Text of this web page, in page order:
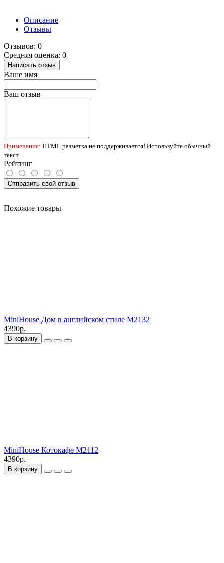
Описание
Отзывы
Отзывов: 0
Средняя оценка: 0
Написать отзыв
Ваше имя
Ваш отзыв
Примечание: HTML разметка не поддерживается! Используйте обычный
текст.
Рейтинг
Отправить свой отзыв
Похожие товары
MiniHouse Дом в английском стиле M2132
4390р.
В корзину
MiniHouse Котокафе M2112
4390р.
В корзину